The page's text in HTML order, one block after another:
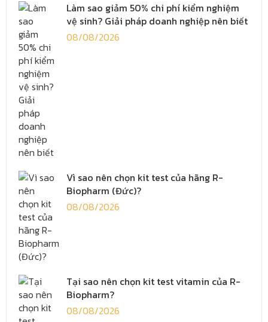
Làm sao giảm 50% chi phí kiểm nghiệm
vệ sinh? Giải pháp doanh nghiệp nên biết
08/08/2026
Vì sao nên chọn kit test của hãng R-
Biopharm (Đức)?
08/08/2026
Tại sao nên chọn kit test vitamin của R-
Biopharm?
08/08/2026